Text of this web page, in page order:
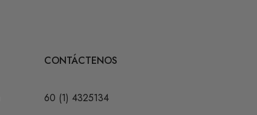
CONTÁCTENOS
60 (1) 4325134